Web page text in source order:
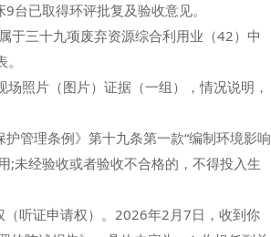
已取得环评批复及验收意见。
三十九项废弃资源综合利用业（42）中
照片（图片）证据（一组），情况说明，
管理条例》第十九条第一款“编制环境影响
;未经验收或者验收不合格的，不得投入生
听证申请权）。2026年2月7日，收到你